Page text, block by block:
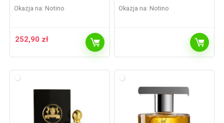
Okazja na: Notino
252,90 zł
Okazja na: Notino